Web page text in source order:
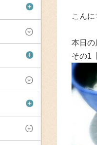
+
+
+
こんに
本日の
その1